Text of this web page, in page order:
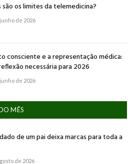
são os limites da telemedicina?
de 2026
consciente e a representação médica:
necessária para 2026
de 2026
MÊS
de um pai deixa marcas para toda a
de 2026